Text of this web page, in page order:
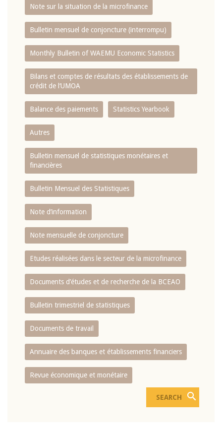
Note sur la situation de la microfinance
Bulletin mensuel de conjoncture (interrompu)
Monthly Bulletin of WAEMU Economic Statistics
Bilans et comptes de résultats des établissements de
crédit de l‘UMOA
Balance des paiements Statistics Yearbook
Autres
Bulletin mensuel de statistiques monétaires et
financières
Bulletin Mensuel des Statistiques
Note d’information
Note mensuelle de conjoncture
Etudes réalisées dans le secteur de la microfinance
Documents d’études et de recherche de la BCEAO
Bulletin trimestriel de statistiques
Documents de travail
Annuaire des banques et établissements financiers
Revue économique et monétaire